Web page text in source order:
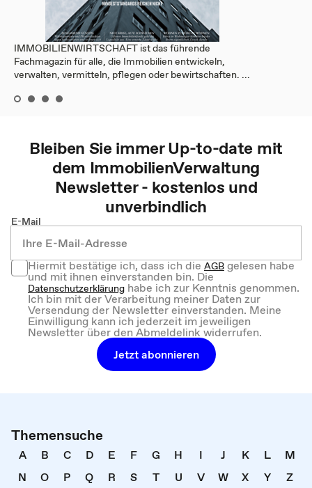
IMMOBILIENWIRTSCHAFT ist das führende
Fachmagazin für alle, die Immobilien entwickeln,
verwalten, vermitteln, pflegen oder bewirtschaften. ...
Bleiben Sie immer Up-to-date mit
dem ImmobilienVerwaltung
Newsletter - kostenlos und
unverbindlich
E-Mail
Hiermit bestätige ich, dass ich dieAGBgelesen habe
und mit ihnen einverstanden bin. Die
Datenschutzerklärung habe ich zur Kenntnis genommen.
Ich bin mit der Verarbeitung meiner Daten zur
Versendung der Newsletter einverstanden. Meine
Einwilligung kann ich jederzeit im jeweiligen
Newsletter über den Abmeldelink widerrufen.
Jetzt abonnieren
Themensuche
A B C D E F G H I J K L
M
N
O P Q R S T U V W X Y
Z